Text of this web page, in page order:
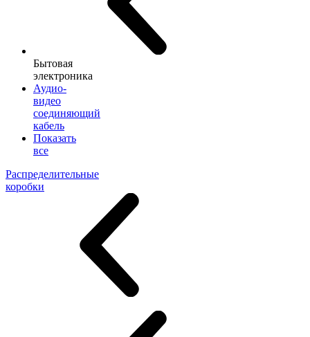
Бытовая
электроника
Аудио-
видео
соединяющий
кабель
Показать
все
Распределительные
коробки